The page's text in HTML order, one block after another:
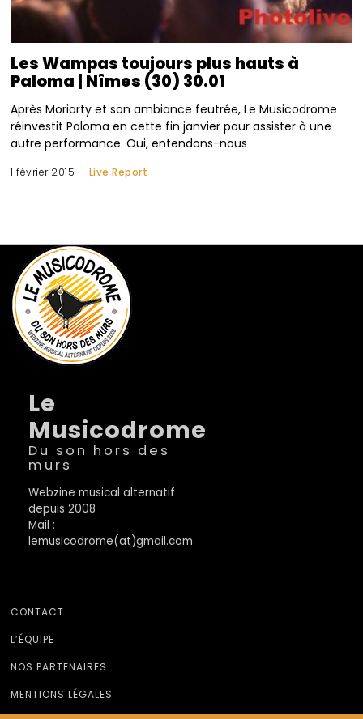
Les Wampas toujours plus hauts à
Paloma | Nîmes (30) 30.01
Après Moriarty et son ambiance feutrée, Le Musicodrome
réinvestit Paloma en cette fin janvier pour assister à une
autre performance. Oui, entendons-nous
1 février 2015 Live Report
Le
Musicodrome
Du son hors des
murs
Webzine musical alternatif
depuis 2008
Mail :
lemusicodrome(at)gmail.com
CONTACT
L’ÉQUIPE
NOS PARTENAIRES
MENTIONS LÉGALES